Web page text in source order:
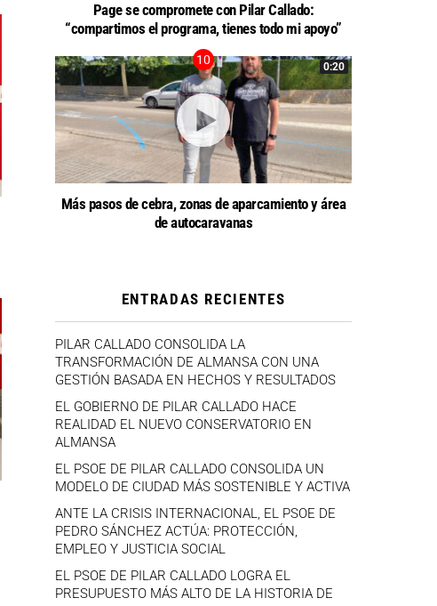
Page se compromete con Pilar Callado:
“compartimos el programa, tienes todo mi apoyo”
0:20
Más pasos de cebra, zonas de aparcamiento y área
de autocaravanas
ENTRADAS RECIENTES
PILAR CALLADO CONSOLIDA LA
TRANSFORMACIÓN DE ALMANSA CON UNA
GESTIÓN BASADA EN HECHOS Y RESULTADOS
EL GOBIERNO DE PILAR CALLADO HACE
REALIDAD EL NUEVO CONSERVATORIO EN
ALMANSA
EL PSOE DE PILAR CALLADO CONSOLIDA UN
MODELO DE CIUDAD MÁS SOSTENIBLE Y ACTIVA
ANTE LA CRISIS INTERNACIONAL, EL PSOE DE
PEDRO SÁNCHEZ ACTÚA: PROTECCIÓN,
EMPLEO Y JUSTICIA SOCIAL
EL PSOE DE PILAR CALLADO LOGRA EL
PRESUPUESTO MÁS ALTO DE LA HISTORIA DE